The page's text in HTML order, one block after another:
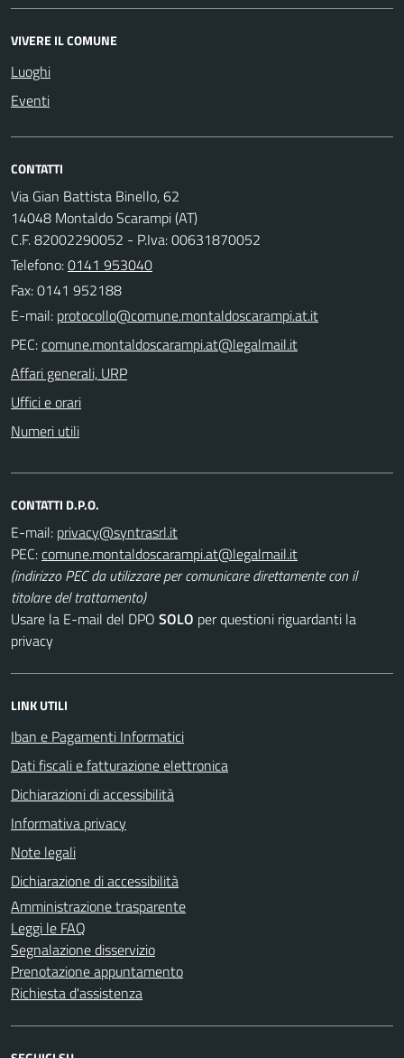
VIVERE IL COMUNE
Luoghi
Eventi
CONTATTI
Via Gian Battista Binello, 62
14048 Montaldo Scarampi (AT)
C.F. 82002290052 - P.Iva: 00631870052
Telefono:0141 953040
Fax: 0141 952188
E-mail:
PEC:
Affari generali, URP
Uffici e orari
Numeri utili
CONTATTI D.P.O.
E-mail:
PEC:
(indirizzo PEC da utilizzare per comunicare direttamente con il
titolare del trattamento)
Usare la E-mail del DPO SOLO per questioni riguardanti la
privacy
LINK UTILI
Iban e Pagamenti Informatici
Dati fiscali e fatturazione elettronica
Dichiarazioni di accessibilità
Informativa privacy
Note legali
Dichiarazione di accessibilità
Amministrazione trasparente
Leggi le FAQ
Segnalazione disservizio
Prenotazione appuntamento
Richiesta d'assistenza